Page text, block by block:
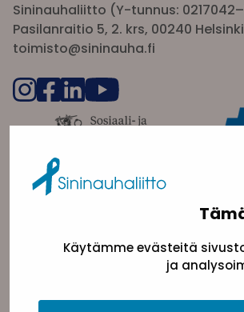
Käytämme evästeitä
ja
Sininauhaliitto (Y-tunnus:
Pasilanraitio 5, 2. krs, 00240 Helsinki
toimisto@sininauha.fi
Tietosuojaseloste Evästeseloste